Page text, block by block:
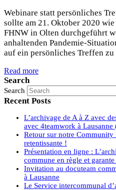
Webinare statt persönliches
sollte am 21. Oktober 2020
FHNW in Olten durchgeführt
anhaltenden Pandemie-
auf ein persönliches Treffen
Read more
Search
Search
Recent Posts
L’archivage de A à Z avec
avec 4teamwork à
Retour sur notre Community
retentissante !
Présentation en ligne :
commune en règle et
Invitation au docuteam
à Lausanne
Le Service intercommunal